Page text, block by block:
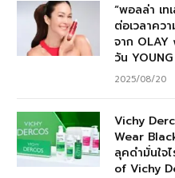
“พอลล่า เท
ต่อเวลาคว
จาก OLAY
วัน
2025/08/20
Vichy
Wear
ลุคดำมั่นใจ
of Vichy